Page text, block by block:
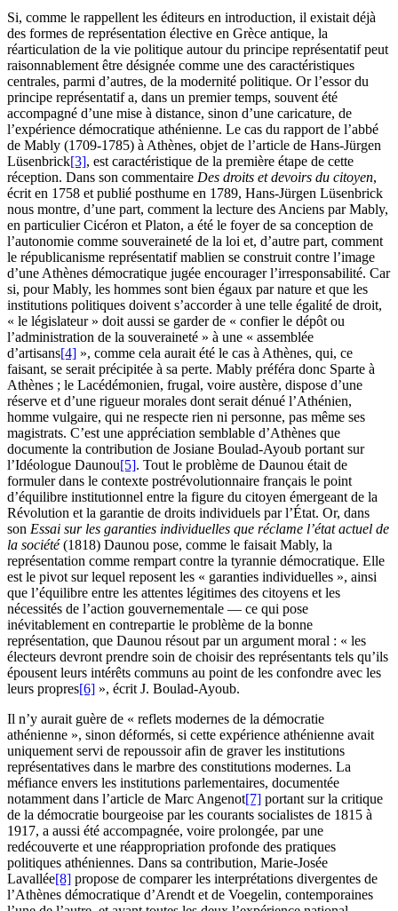
Si, comme le rappellent les éditeurs en introduction, il existait déjà
des formes de représentation élective en Grèce antique, la
réarticulation de la vie politique autour du principe représentatif peut
raisonnablement être désignée comme une des caractéristiques
centrales, parmi d’autres, de la modernité politique. Or l’essor du
principe représentatif a, dans un premier temps, souvent été
accompagné d’une mise à distance, sinon d’une caricature, de
l’expérience démocratique athénienne. Le cas du rapport de l’abbé
de Mably (1709-1785) à Athènes, objet de l’article de Hans-Jürgen
Lüsenbrick[3], est caractéristique de la première étape de cette
réception. Dans son commentaire Des droits et devoirs du citoyen,
écrit en 1758 et publié posthume en 1789, Hans-Jürgen Lüsenbrick
nous montre, d’une part, comment la lecture des Anciens par Mably,
en particulier Cicéron et Platon, a été le foyer de sa conception de
l’autonomie comme souveraineté de la loi et, d’autre part, comment
le républicanisme représentatif mablien se construit contre l’image
d’une Athènes démocratique jugée encourager l’irresponsabilité. Car
si, pour Mably, les hommes sont bien égaux par nature et que les
institutions politiques doivent s’accorder à une telle égalité de droit,
« le législateur » doit aussi se garder de « confier le dépôt ou
l’administration de la souveraineté » à une « assemblée
d’artisans[4] », comme cela aurait été le cas à Athènes, qui, ce
faisant, se serait précipitée à sa perte. Mably préféra donc Sparte à
Athènes ; le Lacédémonien, frugal, voire austère, dispose d’une
réserve et d’une rigueur morales dont serait dénué l’Athénien,
homme vulgaire, qui ne respecte rien ni personne, pas même ses
magistrats. C’est une appréciation semblable d’Athènes que
documente la contribution de Josiane Boulad-Ayoub portant sur
l’Idéologue Daunou[5]. Tout le problème de Daunou était de
formuler dans le contexte postrévolutionnaire français le point
d’équilibre institutionnel entre la figure du citoyen émergeant de la
Révolution et la garantie de droits individuels par l’État. Or, dans
son Essai sur les garanties individuelles que réclame l’état actuel de
la société(1818) Daunou pose, comme le faisait Mably, la
représentation comme rempart contre la tyrannie démocratique. Elle
est le pivot sur lequel reposent les « garanties individuelles », ainsi
que l’équilibre entre les attentes légitimes des citoyens et les
nécessités de l’action gouvernementale — ce qui pose
inévitablement en contrepartie le problème de la bonne
représentation, que Daunou résout par un argument moral : « les
électeurs devront prendre soin de choisir des représentants tels qu’ils
épousent leurs intérêts communs au point de les confondre avec les
leurs propres[6] », écrit J. Boulad-Ayoub.
Il n’y aurait guère de « reflets modernes de la démocratie
athénienne », sinon déformés, si cette expérience athénienne avait
uniquement servi de repoussoir afin de graver les institutions
représentatives dans le marbre des constitutions modernes. La
méfiance envers les institutions parlementaires, documentée
notamment dans l’article de Marc Angenot[7] portant sur la critique
de la démocratie bourgeoise par les courants socialistes de 1815 à
1917, a aussi été accompagnée, voire prolongée, par une
redécouverte et une réappropriation profonde des pratiques
politiques athéniennes. Dans sa contribution, Marie-Josée
Lavallée[8] propose de comparer les interprétations divergentes de
l’Athènes démocratique d’Arendt et de Voegelin, contemporaines